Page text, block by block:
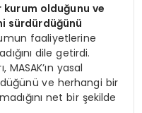
kurum olduğunu ve
sürdürdüğünü
faaliyetlerine
dile getirdi.
yasal
ve herhangi bir
net bir şekilde